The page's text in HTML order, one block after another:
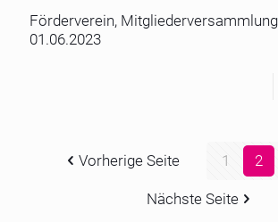
Förderverein,
01.06.2023
Vorherige Seite 1 2
Nächste Seite